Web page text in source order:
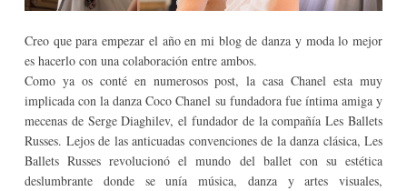
Creo que para empezar el año en mi blog de danza y moda lo mejor
es hacerlo con una colaboración entre ambos.
Como ya os conté en numerosos post, la casa Chanel esta muy
implicada con la danza Coco Chanel su fundadora fue íntima amiga y
mecenas de Serge Diaghilev, el fundador de la compañía Les Ballets
Russes. Lejos de las anticuadas convenciones de la danza clásica, Les
Ballets Russes revolucionó el mundo del ballet con su estética
deslumbrante donde se unía música, danza y artes visuales,